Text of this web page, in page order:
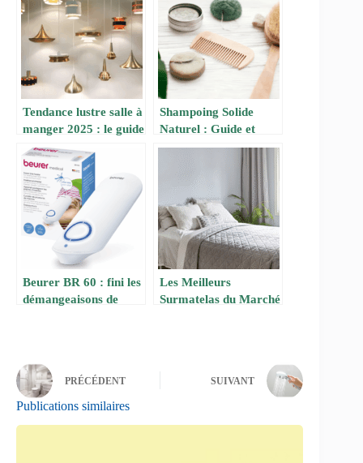
Tendance lustre salle à
manger 2025 : le guide
pour bien choisir
Shampoing Solide
Naturel : Guide et
Sélection 2025
Beurer BR 60 : fini les
démangeaisons de
Les Meilleurs
Surmatelas du Marché
PRÉCÉDENT SUIVANT
Publications similaires